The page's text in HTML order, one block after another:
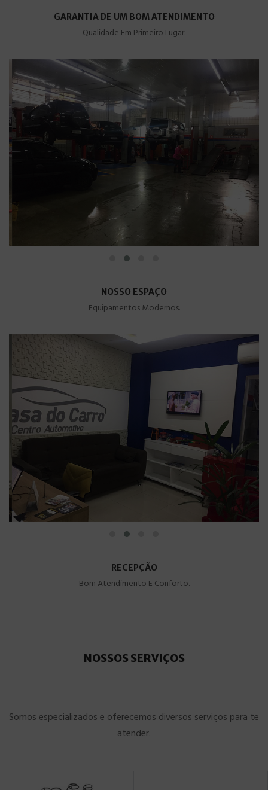
GARANTIA DE UM BOM ATENDIMENTO
Qualidade Em Primeiro Lugar.
NOSSO ESPAÇO
Equipamentos Modernos.
RECEPÇÃO
Bom Atendimento E Conforto.
NOSSOS SERVIÇOS
Somos especializados e oferecemos diversos serviços para te
atender.